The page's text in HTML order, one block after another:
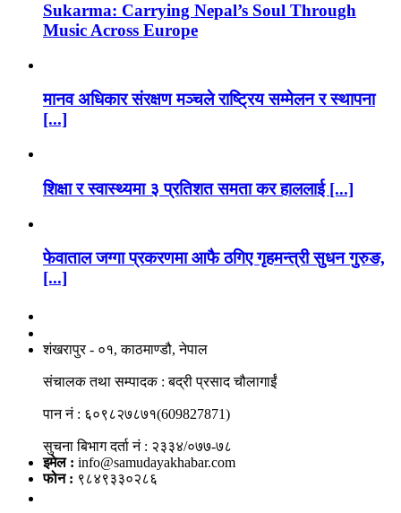
Sukarma: Carrying Nepal’s Soul Through
Music Across Europe
मानव अधिकार संरक्षण मञ्चले राष्ट्रिय सम्मेलन र स्थापना
[...]
शिक्षा र स्वास्थ्यमा ३ प्रतिशत समता कर हाललाई [...]
फेवाताल जग्गा प्रकरणमा आफै ठगिए गृहमन्त्री सुधन गुरुङ,
[...]
शंखरापुर - ०१, काठमाण्डौ, नेपाल
संचालक तथा सम्पादक : बद्री प्रसाद चौलागाईं
पान नं : ६०९८२७८७१(609827871)
सुचना बिभाग दर्ता नं : २३३४/०७७-७८
इमेल : info@samudayakhabar.com
फोन : ९८४९३३०२८६